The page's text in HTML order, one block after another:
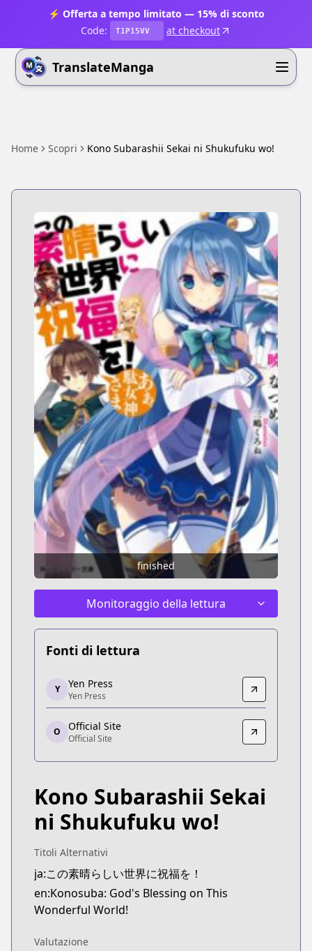
⚡ Offerta a tempo limitato — 15% di sconto
Code:
T1P15VV at checkout
TranslateManga
Home Scopri Kono Subarashii Sekai ni Shukufuku wo!
finished
Monitoraggio della lettura
Fonti di lettura
Yen Press
Yen Press
https://yenpress.com/series/konosuba-light-novel
Official Site
Official Site
https://sneakerbunko.jp/konosuba/
Y Yen Press
Yen Press
O Official Site
Official Site
Kono Subarashii Sekai
ni Shukufuku wo!
Titoli Alternativi
ja:この素晴らしい世界に祝福を！
en:Konosuba: God's Blessing on This
Wonderful World!
Valutazione